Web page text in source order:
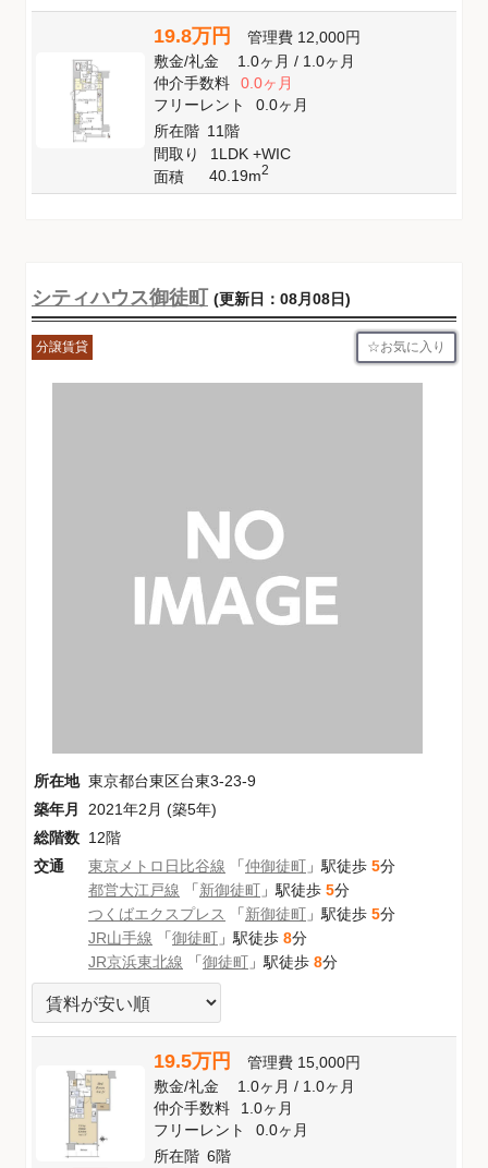
19.8万円 管理費 12,000円
敷金/礼金 1.0ヶ月/ 1.0ヶ月
仲介手数料
0.0ヶ月
フリーレント
0.0ヶ月
所在階 11階
間取り
1LDK +WIC
面積
40.19m2
シティハウス御徒町 (更新日：08月08日)
分譲賃貸 お気に入り
所在地 東京都台東区台東3-23-9
築年月
2021年2月 (築5年)
総階数 12階
交通
東京メトロ日比谷線 「仲御徒町 」駅徒歩 5分
都営大江戸線 「新御徒町 」駅徒歩 5分
つくばエクスプレス
「新御徒町 」駅徒歩 5分
JR山手線 「御徒町 」駅徒歩 8分
JR京浜東北線 「御徒町 」駅徒歩 8分
19.5万円 管理費 15,000円
敷金/礼金 1.0ヶ月/ 1.0ヶ月
仲介手数料
1.0ヶ月
フリーレント
0.0ヶ月
所在階 6階